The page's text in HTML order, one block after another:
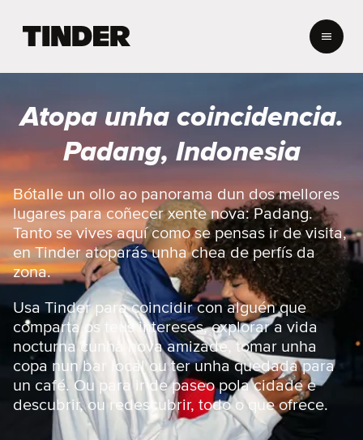
r
o
e
Atopa unha coincidencia.
Padang, Indonesia
Bótalle un ollo ao panorama dun dos mellores
lugares para coñecer xente nova: Padang.
Tanto se vives aquí como se pensas ir de visita,
en Tinder atoparás unha chea de perfís da
zona.
Usa Tinder para coincidir con alguén que
comparta os teus intereses, explorar a vida
nocturna cunha nova amizade, tomar unha
copa nun bar local ou ter unha quedada para
un café. Ou para ir de paseo pola cidade e
descubrir, ou redescubrir, todo o que ofrece.